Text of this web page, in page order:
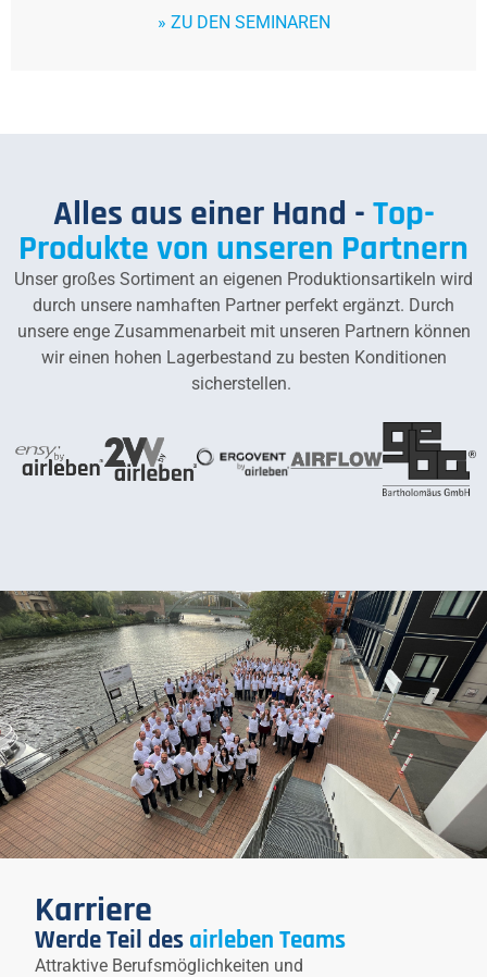
» ZU DEN SEMINAREN
Alles aus einer Hand -Top-
Produkte von unseren Partnern
Unser großes Sortiment an eigenen Produktionsartikeln wird
durch unsere namhaften Partner perfekt ergänzt. Durch
unsere enge Zusammenarbeit mit unseren Partnern können
wir einen hohen Lagerbestand zu besten Konditionen
sicherstellen.
Karriere
Werde Teil des airleben Teams
Attraktive Berufsmöglichkeiten und